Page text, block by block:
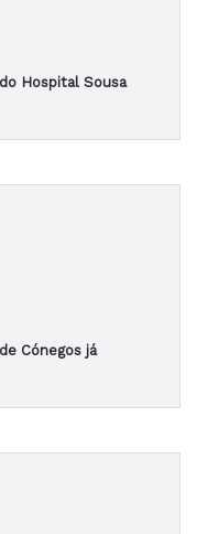
Hospital Sousa
Cónegos já